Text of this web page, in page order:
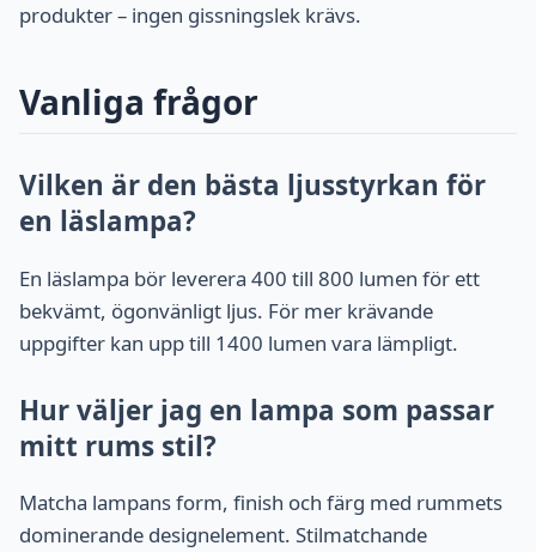
produkter – ingen gissningslek krävs.
Vanliga frågor
Vilken är den bästa ljusstyrkan för
en läslampa?
En läslampa bör leverera 400 till 800 lumen för ett
bekvämt, ögonvänligt ljus. För mer krävande
uppgifter kan upp till 1400 lumen vara lämpligt.
Hur väljer jag en lampa som passar
mitt rums stil?
Matcha lampans form, finish och färg med rummets
dominerande designelement. Stilmatchande